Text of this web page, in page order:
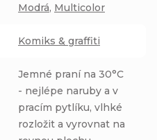
Modrá, Multicolor
Komiks & graffiti
Jemné praní na 30°C
- nejlépe naruby a v
pracím pytlíku, vlhké
rozložit a vyrovnat na